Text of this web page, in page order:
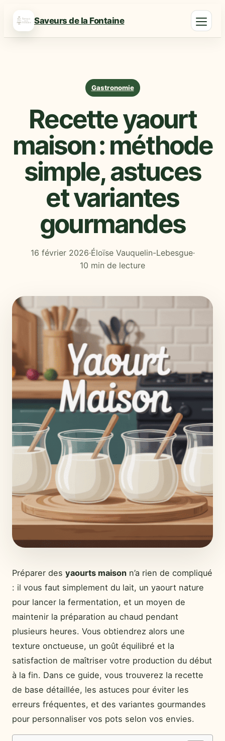
Saveurs de la Fontaine
Gastronomie
Recette yaourt
maison : méthode
simple, astuces
et variantes
gourmandes
16 février 2026·Éloïse Vauquelin-Lebesgue·
10 min de lecture
Préparer des yaourts maison n’a rien de compliqué
: il vous faut simplement du lait, un yaourt nature
pour lancer la fermentation, et un moyen de
maintenir la préparation au chaud pendant
plusieurs heures. Vous obtiendrez alors une
texture onctueuse, un goût équilibré et la
satisfaction de maîtriser votre production du début
à la fin. Dans ce guide, vous trouverez la recette
de base détaillée, les astuces pour éviter les
erreurs fréquentes, et des variantes gourmandes
pour personnaliser vos pots selon vos envies.